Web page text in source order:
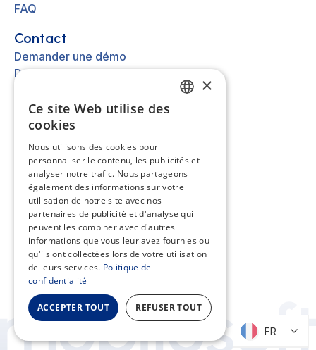
FAQ
Contact
Demander une démo
Demander un devis
Autre
A propos
Mentions légales
Cookies
Assistance
Centre d'aide
API
FR
ES
×
Ce site Web utilise des
cookies
Nous utilisons des cookies pour
personnaliser le contenu, les publicités et
analyser notre trafic. Nous partageons
également des informations sur votre
utilisation de notre site avec nos
partenaires de publicité et d'analyse qui
peuvent les combiner avec d'autres
informations que vous leur avez fournies ou
qu'ils ont collectées lors de votre utilisation
de leurs services. Politique de
confidentialité
ACCEPTER TOUT REFUSER TOUT